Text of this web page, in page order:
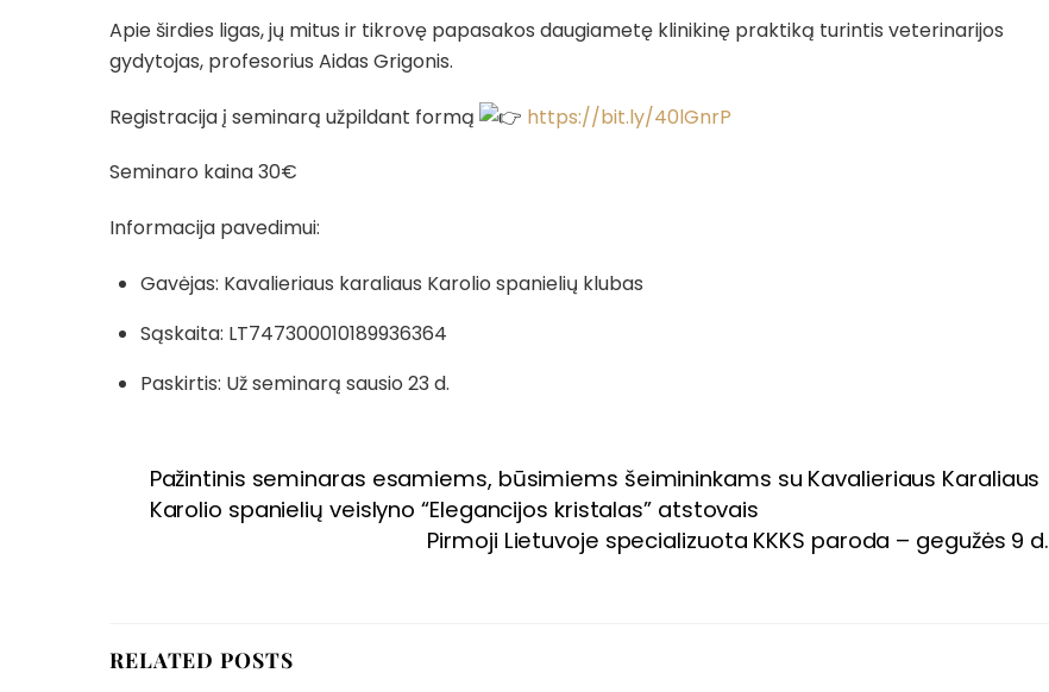
Apie širdies ligas, jų mitus ir tikrovę papasakos daugiametę klinikinę praktiką turintis veterinarijos
gydytojas, profesorius Aidas Grigonis.
Registracija į seminarą užpildant formą https://bit.ly/40lGnrP
Seminaro kaina 30€
Informacija pavedimui:
Gavėjas: Kavalieriaus karaliaus Karolio spanielių klubas
Sąskaita: LT747300010189936364
Paskirtis: Už seminarą sausio 23 d.
Pažintinis seminaras esamiems, būsimiems šeimininkams su Kavalieriaus Karaliaus
Karolio spanielių veislyno “Elegancijos kristalas” atstovais
Pirmoji Lietuvoje specializuota KKKS paroda – gegužės 9 d.
RELATED POSTS